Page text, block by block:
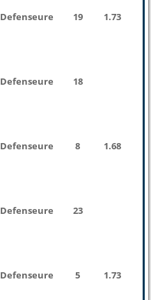
Defenseure 19 1.73
Defenseure 18
Defenseure 8 1.68
Defenseure 23
Defenseure 5 1.73